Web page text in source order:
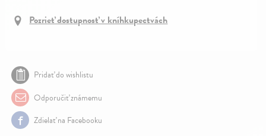
Pozrieť dostupnosť v kníhkupectvách
Pridať do wishlistu
Odporučiť známemu
Zdielať na Facebooku